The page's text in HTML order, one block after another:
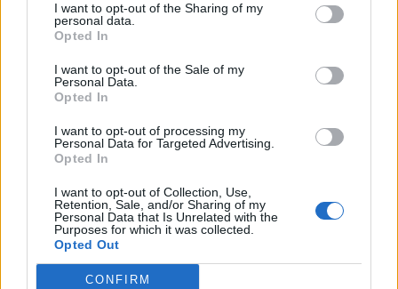
I want to opt-out of the Sharing of my
personal data.
Opted In
I want to opt-out of the Sale of my
Personal Data.
Opted In
I want to opt-out of processing my
Personal Data for Targeted Advertising.
Opted In
I want to opt-out of Collection, Use,
Retention, Sale, and/or Sharing of my
Personal Data that Is Unrelated with the
Purposes for which it was collected.
Opted Out
CONFIRM
Mundo Deportivo για
Παναθηναϊκό: «Μια πεντάδα
που σπέρνει τον φόβο στην
στη Δανία για το 2/2 στο
Ελληνική Αναπτυξιακή Τράπεζα: Με «προίκα» 2 δισ. ευρώ ανοίγει